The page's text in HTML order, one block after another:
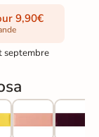
9,90€
septembre